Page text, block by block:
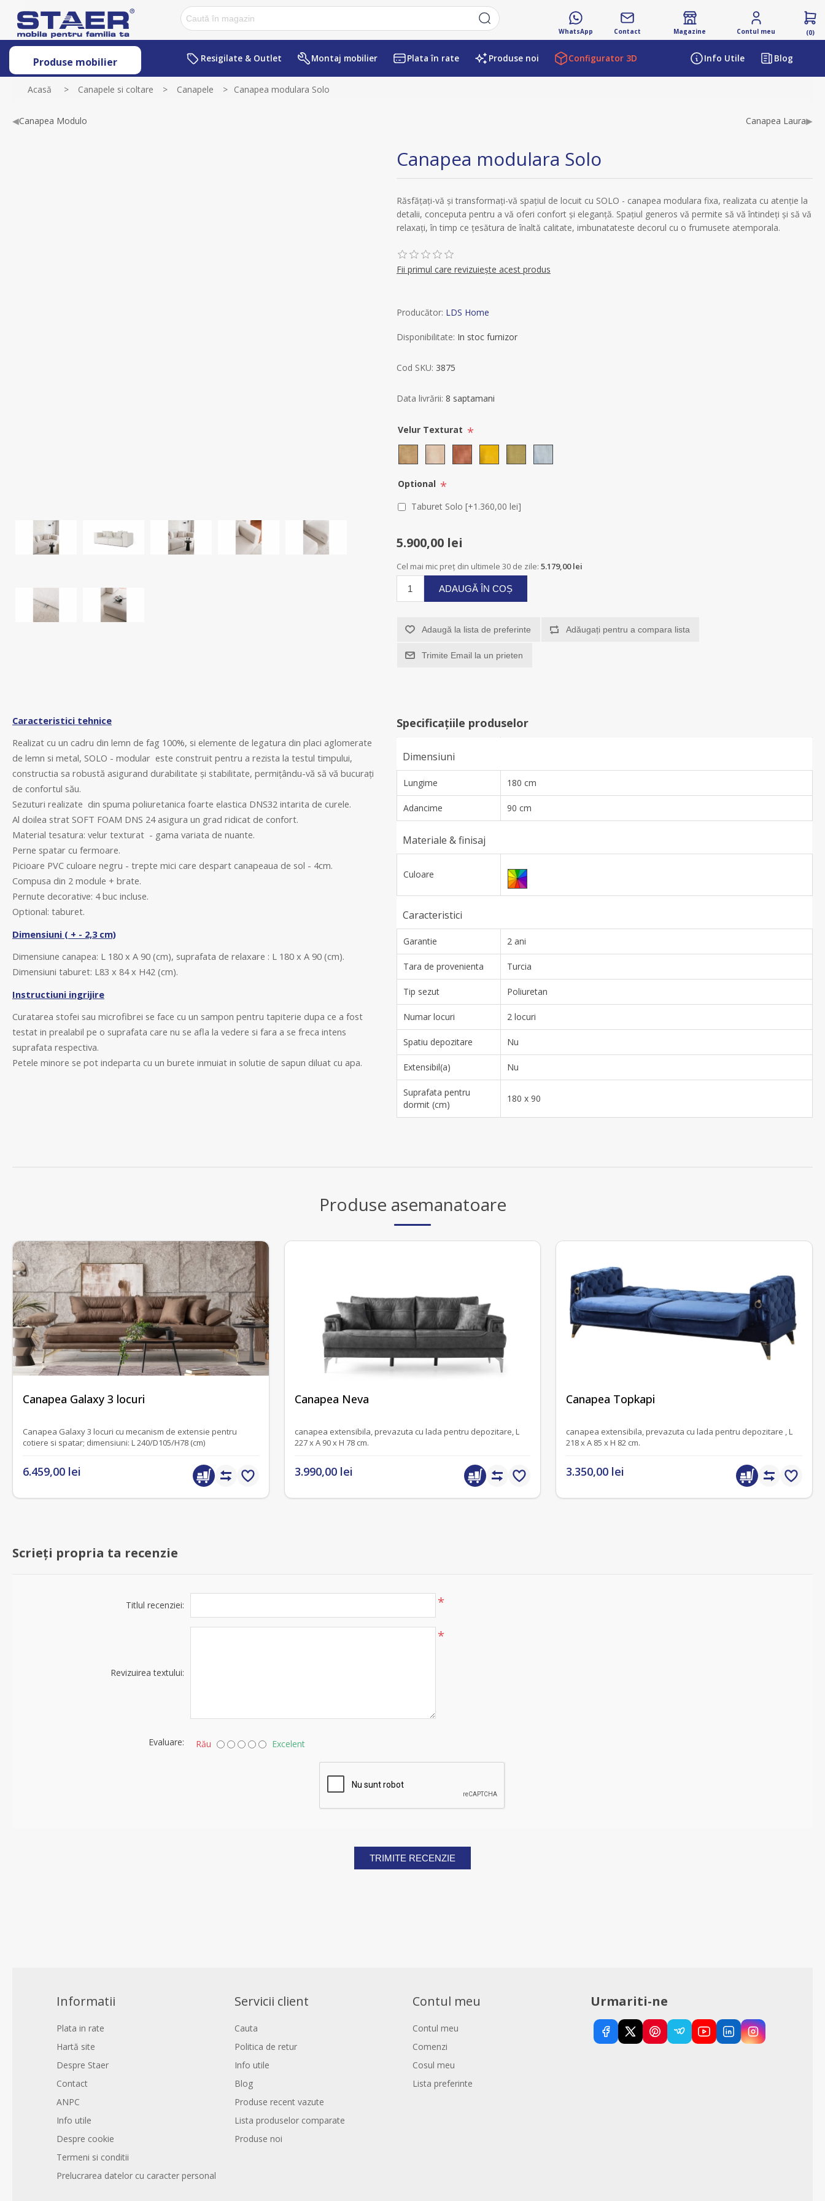
WhatsApp Contact Magazine Contul meu (0)
Produse mobilier Resigilate & Outlet Montaj mobilier Plata în rate Produse noi Configurator 3D Info Utile Blog
Acasă > Canapele si coltare > Canapele > Canapea modulara Solo
◀Canapea Modulo Canapea Laura▶
Canapea modulara Solo
Răsfățați-vă și transformați-vă spațiul de locuit cu SOLO - canapea modulara fixa, realizata cu atenție la
detalii, conceputa pentru a vă oferi confort și eleganță. Spațiul generos vă permite să vă întindeți și să vă
relaxați, în timp ce țesătura de înaltă calitate, imbunatateste decorul cu o frumusete atemporala.
Fii primul care revizuiește acest produs
Producător: LDS Home
Disponibilitate: In stoc furnizor
Cod SKU: 3875
Data livrării: 8 saptamani
Velur Texturat *
Optional *
Taburet Solo [+1.360,00 lei]
5.900,00 lei
Cel mai mic preț din ultimele 30 de zile: 5.179,00 lei
ADAUGĂ ÎN COȘ
Adaugă la lista de preferinte Adăugați pentru a compara lista
Trimite Email la un prieten
Caracteristici tehnice
Realizat cu un cadru din lemn de fag 100%, si elemente de legatura din placi aglomerate
de lemn si metal, SOLO - modular este construit pentru a rezista la testul timpului,
constructia sa robustă asigurand durabilitate și stabilitate, permițându-vă să vă bucurați
de confortul său.
Sezuturi realizate din spuma poliuretanica foarte elastica DNS32 intarita de curele.
Al doilea strat SOFT FOAM DNS 24 asigura un grad ridicat de confort.
Material tesatura: velur texturat - gama variata de nuante.
Perne spatar cu fermoare.
Picioare PVC culoare negru - trepte mici care despart canapeaua de sol - 4cm.
Compusa din 2 module + brate.
Pernute decorative: 4 buc incluse.
Optional: taburet.
Dimensiuni ( + - 2,3 cm)
Dimensiune canapea: L 180 x A 90 (cm), suprafata de relaxare : L 180 x A 90 (cm).
Dimensiuni taburet: L83 x 84 x H42 (cm).
Instructiuni ingrijire
Curatarea stofei sau microfibrei se face cu un sampon pentru tapiterie dupa ce a fost
testat in prealabil pe o suprafata care nu se afla la vedere si fara a se freca intens
suprafata respectiva.
Petele minore se pot indeparta cu un burete inmuiat in solutie de sapun diluat cu apa.
Specificațiile produselor
Numele atributului Valoarea atributului
Dimensiuni
Lungime 180 cm
Adancime 90 cm
Materiale & finisaj
Culoare
Caracteristici
Garantie 2 ani
Tara de provenienta Turcia
Tip sezut Poliuretan
Numar locuri 2 locuri
Spatiu depozitare Nu
Extensibil(a) Nu
Suprafata pentru
dormit (cm)
180 x 90
Produse asemanatoare
Canapea Galaxy 3 locuri
Canapea Galaxy 3 locuri cu mecanism de extensie pentru
cotiere si spatar; dimensiuni: L 240/D105/H78 (cm)
6.459,00 lei
Canapea Neva
canapea extensibila, prevazuta cu lada pentru depozitare, L
227 x A 90 x H 78 cm.
3.990,00 lei
Canapea Topkapi
canapea extensibila, prevazuta cu lada pentru depozitare , L
218 x A 85 x H 82 cm.
3.350,00 lei
Scrieți propria ta recenzie
Titlul recenziei: *
Revizuirea textului:
*
Evaluare: Rău Excelent
TRIMITE RECENZIE
Informatii
Plata in rate
Hartă site
Despre Staer
Contact
ANPC
Info utile
Despre cookie
Termeni si conditii
Prelucrarea datelor cu caracter personal
Servicii client
Cauta
Politica de retur
Info utile
Blog
Produse recent vazute
Lista produselor comparate
Produse noi
Contul meu
Contul meu
Comenzi
Cosul meu
Lista preferinte
Urmariti-ne